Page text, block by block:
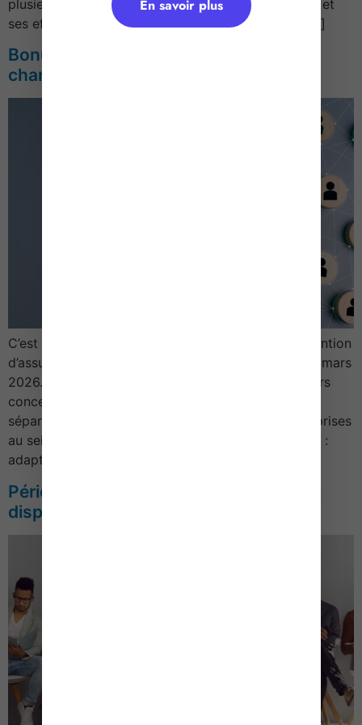
plusieurs éclairages pratiques sur son organisation et
ses effets… Entretien de parcours professionnel […]
Bonus-malus chômage : des
changements dès le 1er mars 2026 !
C’est officiel : l’avenant « bonus-malus » à la convention
d’assurance chômage entrera en vigueur dès le 1er mars
2026. Au programme : une nouvelle liste de secteurs
concernés, une évolution du calcul du taux de
séparation et une comparaison plus fine des entreprises
au sein de sous-secteurs d’activité. Objectif affiché :
adapter le dispositif […]
Période de reconversion : le CERFA est
disponible
En savoir plus